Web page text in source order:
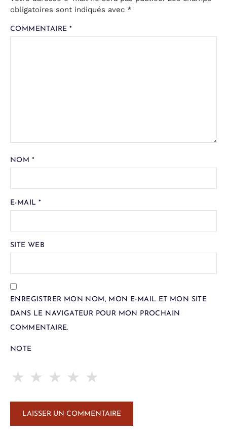
obligatoires sont indiqués avec *
COMMENTAIRE *
NOM *
E-MAIL *
SITE WEB
ENREGISTRER MON NOM, MON E-MAIL ET MON SITE
DANS LE NAVIGATEUR POUR MON PROCHAIN
COMMENTAIRE.
NOTE
★
★
★
★
★